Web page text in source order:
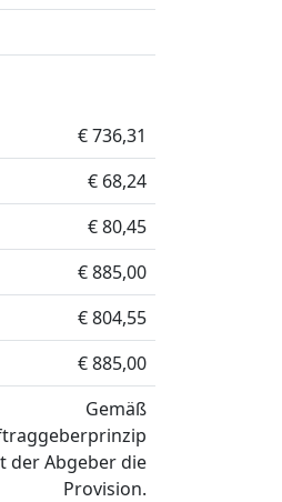
€ 736,31
€ 68,24
€ 80,45
€ 885,00
€ 804,55
€ 885,00
Gemäß
der Abgeber die
Provision.